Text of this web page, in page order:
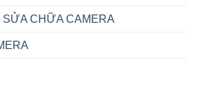
SỬA CHỮA CAMERA